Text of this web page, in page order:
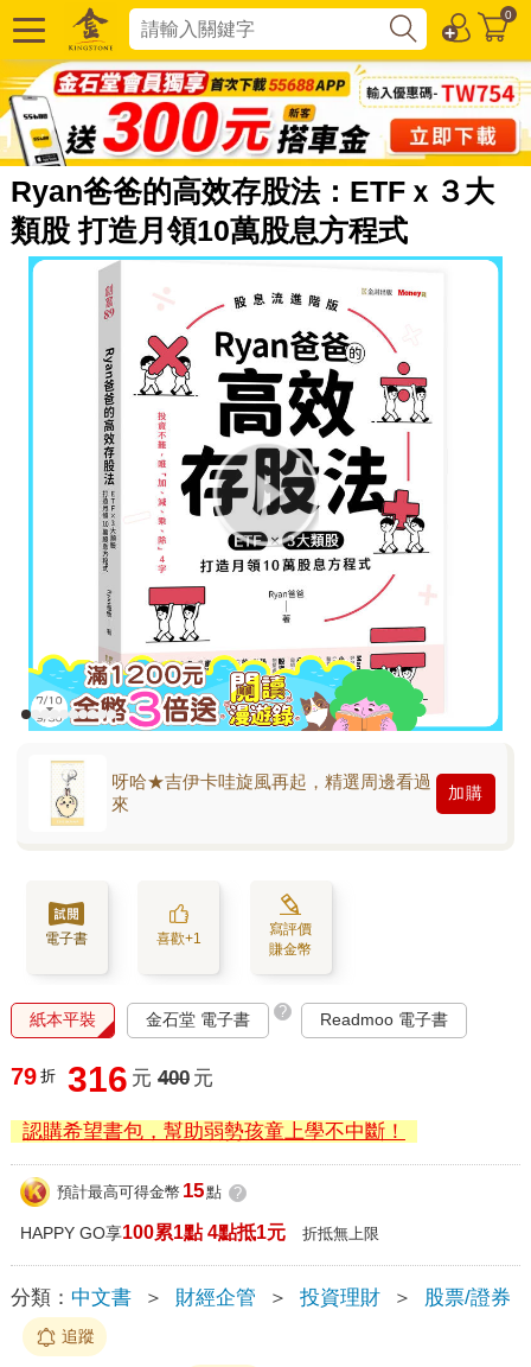
0
Ryan爸爸的高效存股法：ETFｘ３大
類股 打造月領10萬股息方程式
呀哈★吉伊卡哇旋風再起，精選周邊看過
來
加購
電子書 喜歡+1
寫評價
賺金幣
紙本平裝 金石堂 電子書 ? Readmoo 電子書
79 折 316 元 400 元
認購希望書包，幫助弱勢孩童上學不中斷！
預計最高可得金幣 15點 ?
HAPPY GO享100累1點 4點抵1元 折抵無上限
分類： 中文書 ＞ 財經企管 ＞ 投資理財 ＞ 股票/證券
追蹤